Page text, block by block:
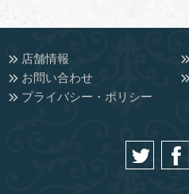
店舗情報
お問い合わせ
プライバシー・ポリシー